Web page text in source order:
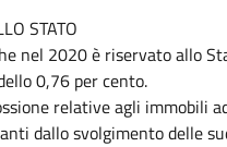
STATO
nel 2020 è riservato allo
0,76 per cento.
relative agli immobili
dallo svolgimento delle